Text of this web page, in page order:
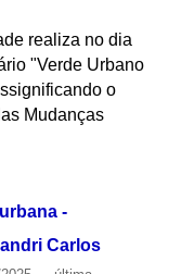
realiza no dia
"Verde Urbano
o
Mudanças
-
Carlos